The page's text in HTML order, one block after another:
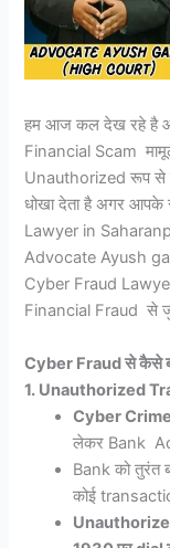
हम आज कल देख रहे है
Financial Scam
Unauthorized रूप से
धोखा देता है अगर
Lawyer in
Advocate Ayush
Cyber Fraud
Financial Fraud से
Cyber Fraud से कैसे
1. Unauthorized
Cyber
लेकर Bank
Bank को तुरंत
कोई